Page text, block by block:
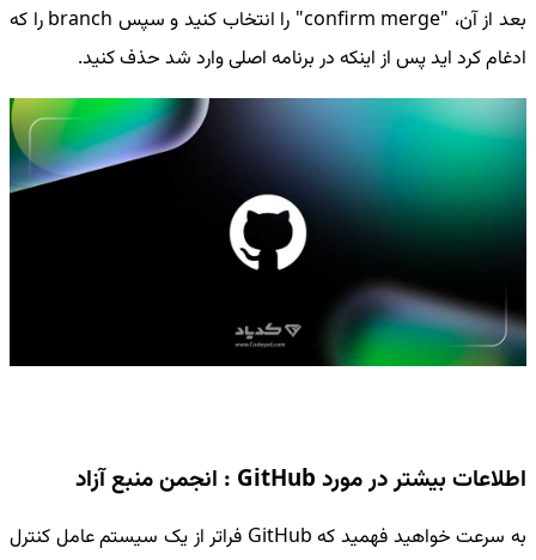
بعد از آن، "confirm merge" را انتخاب کنید و سپس branch را که
ادغام کرد اید پس از اینکه در برنامه اصلی وارد شد حذف کنید.
اطلاعات بیشتر در مورد GitHub : انجمن منبع آزاد
به سرعت خواهید فهمید که GitHub فراتر از یک سیستم عامل کنترل